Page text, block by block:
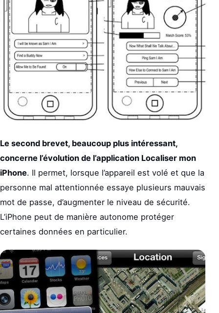
Le second brevet, beaucoup plus intéressant,
concerne l’évolution de l’application Localiser mon
iPhone. Il permet, lorsque l’appareil est volé et que la
personne mal attentionnée essaye plusieurs mauvais
mot de passe, d’augmenter le niveau de sécurité.
L’iPhone peut de manière autonome protéger
certaines données en particulier.